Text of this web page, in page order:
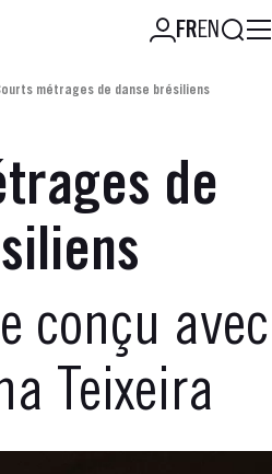
FREN
métrages de danse brésiliens
de
conçu avec
Teixeira